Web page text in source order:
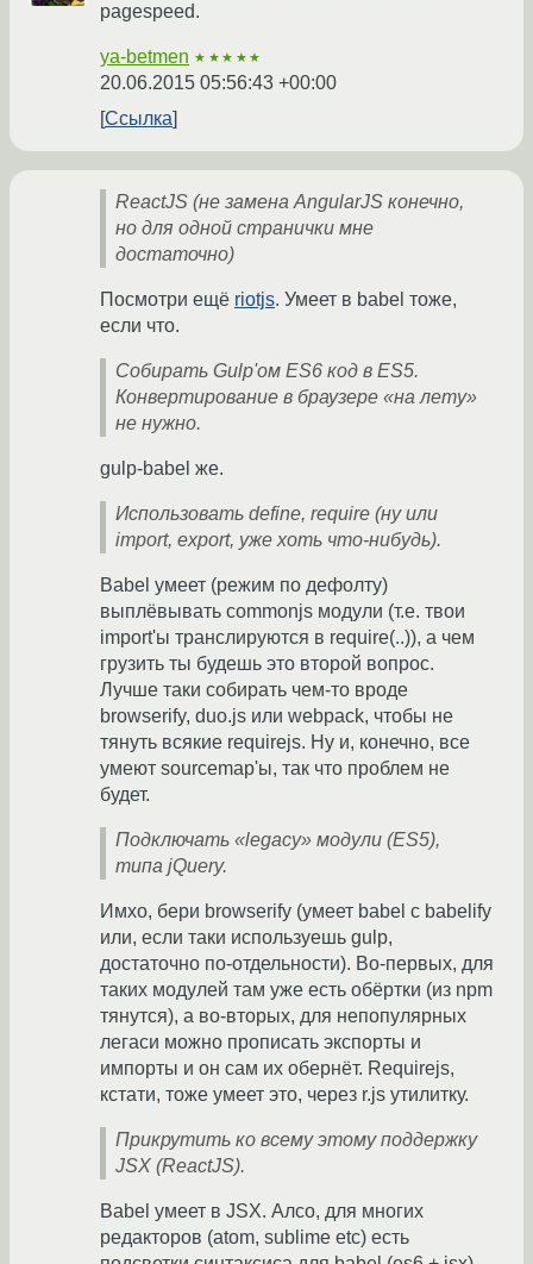
pagespeed.
ya-betmen ★★★★★
20.06.2015 05:56:43 +00:00
Ссылка
ReactJS (не замена AngularJS конечно,
но для одной странички мне
достаточно)
Посмотри ещё riotjs. Умеет в babel тоже,
если что.
Собирать Gulp'ом ES6 код в ES5.
Конвертирование в браузере «на лету»
не нужно.
gulp-babel же.
Использовать define, require (ну или
import, export, уже хоть что-нибудь).
Babel умеет (режим по дефолту)
выплёвывать commonjs модули (т.е. твои
import'ы транслируются в require(..)), а чем
грузить ты будешь это второй вопрос.
Лучше таки собирать чем-то вроде
browserify, duo.js или webpack, чтобы не
тянуть всякие requirejs. Ну и, конечно, все
умеют sourcemap'ы, так что проблем не
будет.
Подключать «legacy» модули (ES5),
типа jQuery.
Имхо, бери browserify (умеет babel с babelify
или, если таки используешь gulp,
достаточно по-отдельности). Во-первых, для
таких модулей там уже есть обёртки (из npm
тянутся), а во-вторых, для непопулярных
легаси можно прописать экспорты и
импорты и он сам их обернёт. Requirejs,
кстати, тоже умеет это, через r.js утилитку.
Прикрутить ко всему этому поддержку
JSX (ReactJS).
Babel умеет в JSX. Алсо, для многих
редакторов (atom, sublime etc) есть